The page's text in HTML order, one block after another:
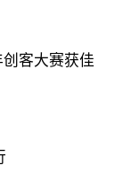
客大赛获佳